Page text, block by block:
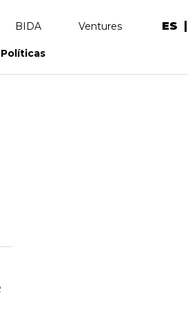
BIDA Ventures ES
Políticas